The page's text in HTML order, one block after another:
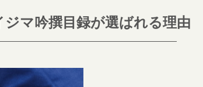
ジマ吟撰目録が選ばれる理由